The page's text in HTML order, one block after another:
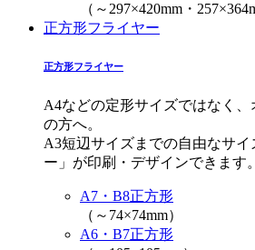
（～297×420mm・
正方形フライヤー
正方形フライヤー
A4などの定形サイズではなく
の方へ。
A3短辺サイズまでの自由なサ
ー」が印刷・デザインできます。
A7・B8正方形
（～74×74mm）
A6・B7正方形